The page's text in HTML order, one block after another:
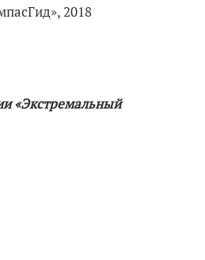
2018
«Экстремальный